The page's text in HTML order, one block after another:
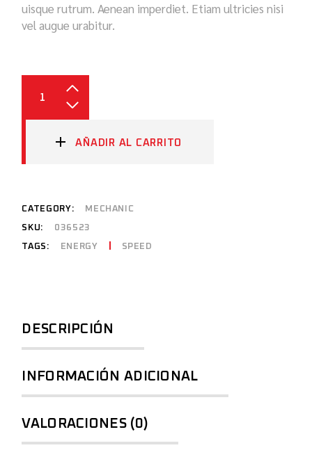
uisque rutrum. Aenean imperdiet. Etiam ultricies nisi
vel augue urabitur.
AÑADIR AL CARRITO
CATEGORY: MECHANIC
SKU: 036523
TAGS: ENERGY SPEED
DESCRIPCIÓN
INFORMACIÓN ADICIONAL
VALORACIONES (0)